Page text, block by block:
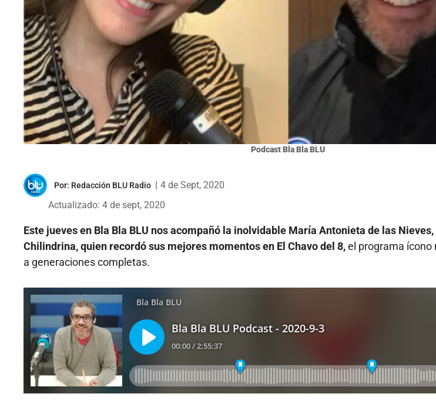
Podcast Bla Bla BLU
Por: Redacción BLU Radio
4 de Sept, 2020
Actualizado: 4 de sept, 2020
Este jueves en Bla Bla BLU nos acompañó la inolvidable María Antonieta de las
Chilindrina, quien recordó sus mejores momentos en El Chavo del 8,el programa
a generaciones completas.